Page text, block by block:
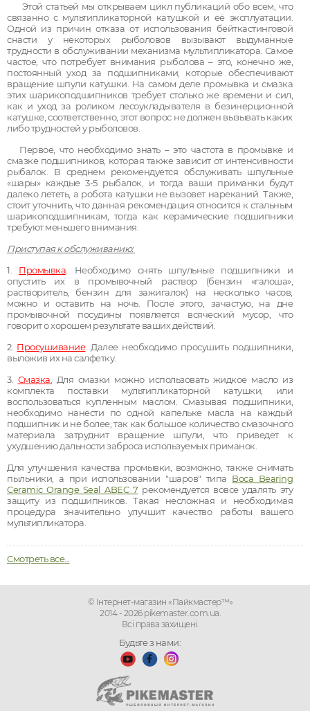
Этой статьей мы открываем цикл публикаций обо всем, что
связанно с мультипликаторной катушкой и её эксплуатации.
Одной из причин отказа от использования бейткастинговой
снасти у некоторых рыболовов вызывают выдуманные
трудности в обслуживании механизма мультипликатора. Самое
частое, что потребует внимания рыболова – это, конечно же,
постоянный уход за подшипниками, которые обеспечивают
вращение шпули катушки. На самом деле промывка и смазка
этих шарикоподшипников требует столько же времени и сил,
как и уход за роликом лесоукладывателя в безинерционной
катушке, соответственно, этот вопрос не должен вызывать каких
либо трудностей у рыболовов.
Первое, что необходимо знать – это частота в промывке и
смазке подшипников, которая также зависит от интенсивности
рыбалок. В среднем рекомендуется обслуживать шпульные
«шары» каждые 3-5 рыбалок, и тогда ваши приманки будут
далеко лететь, а робота катушки не вызовет нареканий. Также,
стоит уточнить, что данная рекомендация относится к стальным
шарикоподшипникам, тогда как керамические подшипники
требуют меньшего внимания.
Приступая к обслуживанию:
1.
Промывка
Необходимо снять шпульные подшипники и
опустить их в промывочный раствор (бензин «галоша»,
растворитель, бензин для зажигалок) на несколько часов,
можно и оставить на ночь. После этого, зачастую, на дне
промывочной посудины появляется всяческий мусор, что
говорит о хорошем результате ваших действий.
2. Просушивание. Далее необходимо просушить подшипники,
выложив их на салфетку.
3. Смазка
Для смазки можно использовать жидкое масло из
комплекта поставки мультипликаторной катушки, или
воспользоваться купленным маслом. Смазывая подшипники,
необходимо нанести по одной капельке масла на каждый
подшипник и не более, так как большое количество смазочного
материала затруднит вращение шпули, что приведет к
ухудшению дальности заброса используемых приманок.
Для улучшения качества промывки, возможно, также снимать
пыльники, а при использовании "шаров" типа Boca Bearing
Ceramic Orange Seal ABEC 7 рекомендуется вовсе удалять эту
защиту из подшипников. Такая несложная и необходимая
процедура значительно улучшит качество работы вашего
мультипликатора.
Смотреть все...
© Інтернет-магазин «Пайкмастер™»
2014 - 2026 pikemaster.com.ua.
Всі права захищені.
Будьте з нами: